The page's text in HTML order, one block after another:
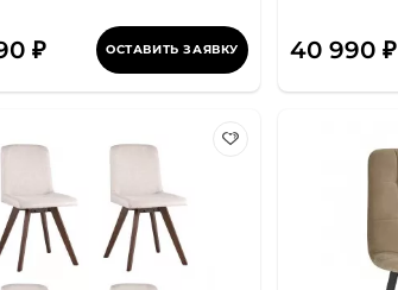
₽ ОСТАВИТЬ ЗАЯВКУ 40 990 ₽